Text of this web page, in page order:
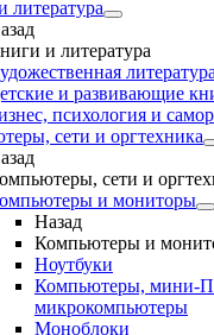
литература
и литература
литература
и развивающие
психология и
сети и оргтехника
сети и
и мониторы
Назад
Компьютеры и
Ноутбуки
Компьютеры, мини-
микрокомпьютеры
Моноблоки